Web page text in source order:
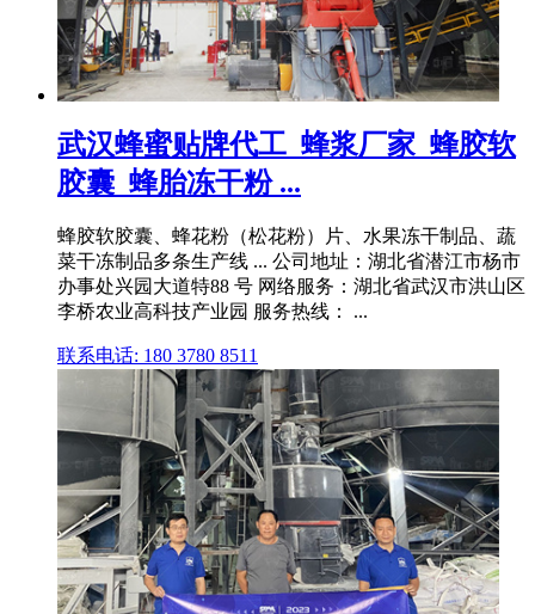
武汉蜂蜜贴牌代工_蜂浆厂家_蜂胶软
胶囊_蜂胎冻干粉 ...
蜂胶软胶囊、蜂花粉（松花粉）片、水果冻干制品、蔬
菜干冻制品多条生产线 ... 公司地址：湖北省潜江市杨市
办事处兴园大道特88 号 网络服务：湖北省武汉市洪山区
李桥农业高科技产业园 服务热线： ...
联系电话: 180 3780 8511